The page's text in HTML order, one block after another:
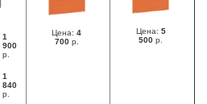
1
900
р.
1
840
р.
Цена: 4
700 р.
Цена: 5
500 р.